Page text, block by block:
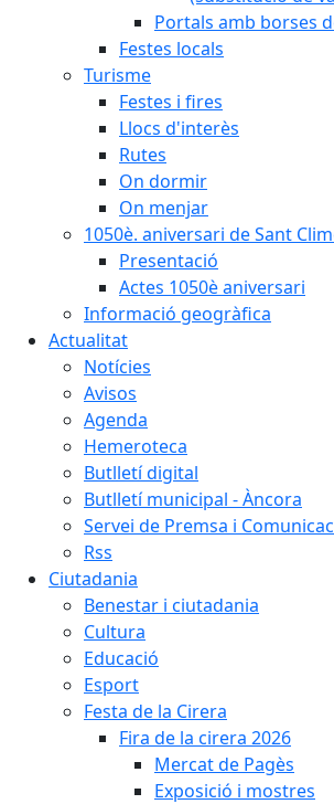
Portals amb borses
Festes locals
Turisme
Festes i fires
Llocs d'interès
Rutes
On dormir
On menjar
1050è. aniversari de Sant
Presentació
Actes 1050è aniversari
Informació geogràfica
Actualitat
Notícies
Avisos
Agenda
Hemeroteca
Butlletí digital
Butlletí municipal - Àncora
Servei de Premsa i
Rss
Ciutadania
Benestar i ciutadania
Cultura
Educació
Esport
Festa de la Cirera
Fira de la cirera 2026
Mercat de Pagès
Exposició i mostres